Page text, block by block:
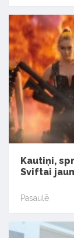
Kautiņi,
Sviftai
Pasaulē